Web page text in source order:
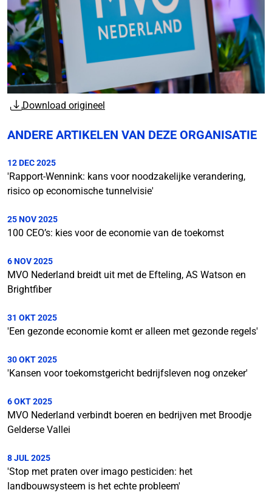
Download origineel
ANDERE ARTIKELEN VAN DEZE ORGANISATIE
12 DEC 2025
'Rapport-Wennink: kans voor noodzakelijke verandering,
risico op economische tunnelvisie'
25 NOV 2025
100 CEO’s: kies voor de economie van de toekomst
6 NOV 2025
MVO Nederland breidt uit met de Efteling, AS Watson en
Brightfiber
31 OKT 2025
'Een gezonde economie komt er alleen met gezonde regels'
30 OKT 2025
'Kansen voor toekomstgericht bedrijfsleven nog onzeker'
6 OKT 2025
MVO Nederland verbindt boeren en bedrijven met Broodje
Gelderse Vallei
8 JUL 2025
'Stop met praten over imago pesticiden: het
landbouwsysteem is het echte probleem'